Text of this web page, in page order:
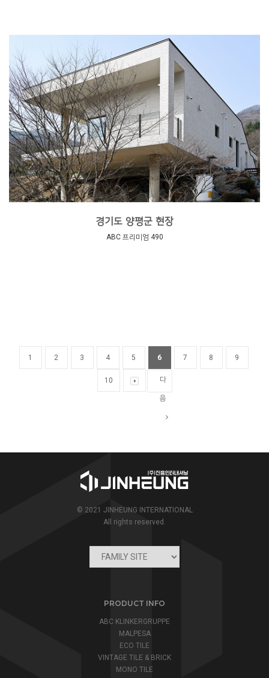
경기도 양평군 현장
ABC 프리미엄 490
1 2 3 4 5 6 7 8 9
10 다
음
© 2021 JINHEUNG INTERNATIONAL
All rights reserved.
PRODUCT INFO
ABC KLINKERGRUPPE
MALPESA
ECO TILE
VINTAGE TILE & BRICK
MONO TILE